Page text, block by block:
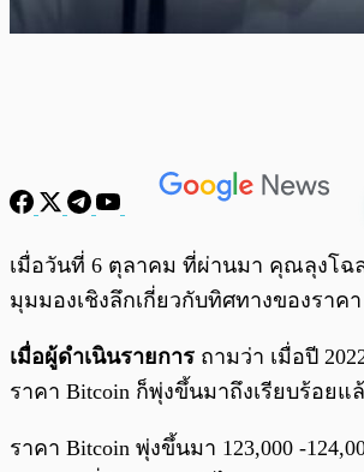
พร้อมเล่น
เมื่อวันที่ 6 ตุลาคม ที่ผ่านมา คุณลุงโฉ
มุมมองเชิงลึกเกี่ยวกับทิศทางของราคา
เมื่อผู้ดำเนินรายการ ถามว่า เมื่อปี
ราคา Bitcoin ก็พุ่งขึ้นมาถึงเรียบร้อย
ราคา Bitcoin พุ่งขึ้นมา 123,000 -